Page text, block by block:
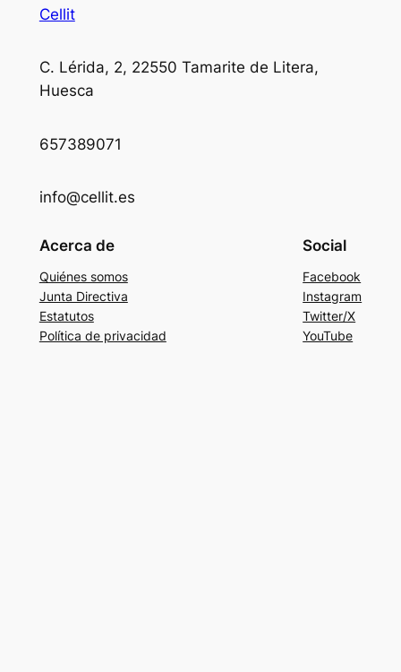
Cellit
C. Lérida, 2, 22550 Tamarite de Litera,
Huesca
657389071
info@cellit.es
Acerca de
Quiénes somos
Junta Directiva
Estatutos
Política de privacidad
Social
Facebook
Instagram
Twitter/X
YouTube